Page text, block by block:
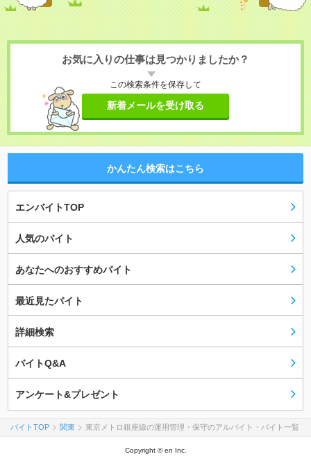
お気に入りの仕事は見つかりましたか？
この検索条件を保存して
新着メールを受け取る
かんたん検索はこちら
エンバイトTOP
人気のバイト
あなたへのおすすめバイト
最近見たバイト
詳細検索
バイトQ&A
アンケート&プレゼント
バイトTOP 関東 東京メトロ銀座線の運用管理・保守のアルバイト・バイト一覧
Copyright © en Inc.